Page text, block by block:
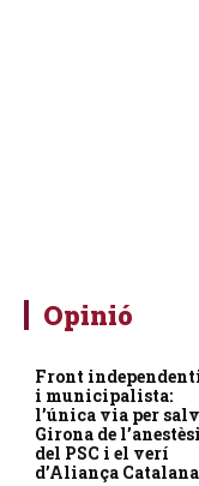
Opinió
Front
i municipalista:
l’única via per
Girona de
del PSC i el verí
d’Aliança Catalana